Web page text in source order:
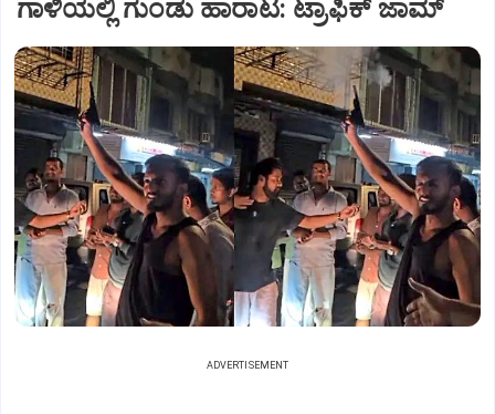
ಗಾಳಿಯಲ್ಲಿ ಗುಂಡು ಹಾರಾಟ: ಟ್ರಾಫಿಕ್‌ ಜಾಮ್
ADVERTISEMENT